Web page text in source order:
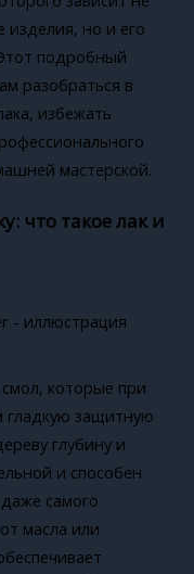
изделия, но и его
подробный
разобраться в
избежать
мастерской.
что такое лак и
которые при
гладкую защитную
глубину и
и способен
самого
масла или